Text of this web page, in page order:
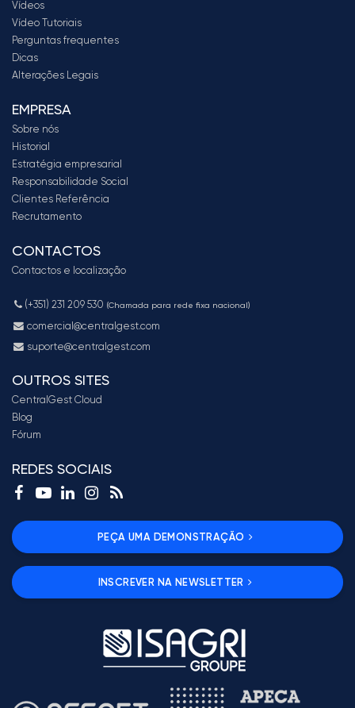
Vídeos
Vídeo Tutoriais
Perguntas frequentes
Dicas
Alterações Legais
EMPRESA
Sobre nós
Historial
Estratégia empresarial
Responsabilidade Social
Clientes Referência
Recrutamento
CONTACTOS
Contactos e localização
(+351) 231 209 530 (Chamada para rede fixa nacional)
comercial@centralgest.com
suporte@centralgest.com
OUTROS SITES
CentralGest Cloud
Blog
Fórum
REDES SOCIAIS
PEÇA UMA DEMONSTRAÇÃO
INSCREVER NA NEWSLETTER